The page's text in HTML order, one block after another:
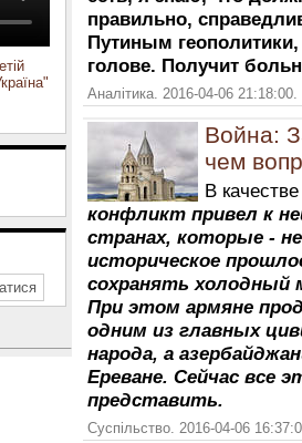
правильно,
Путиным
голове. Получит
Аналітика. 2016-04-06
Война:
чем
В
конфликт привел к
странах, которые -
историческое
сохранять холодный
При этом армяне
одним из главных
народа, а
Ереване. Сейчас все
представить.
Суспільство. 2016-04-06